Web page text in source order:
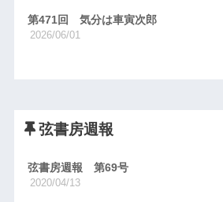
第471回 気分は車寅次郎
2026/06/01
弦書房週報
弦書房週報 第69号
2020/04/13